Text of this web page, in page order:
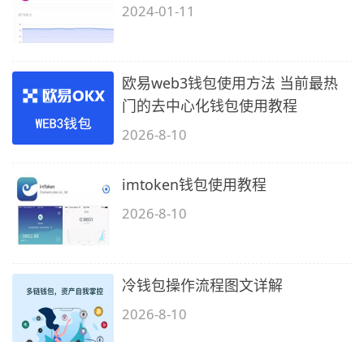
2024-01-11
欧易web3钱包使用方法 当前最热
门的去中心化钱包使用教程
2026-8-10
imtoken钱包使用教程
2026-8-10
冷钱包操作流程图文详解
2026-8-10